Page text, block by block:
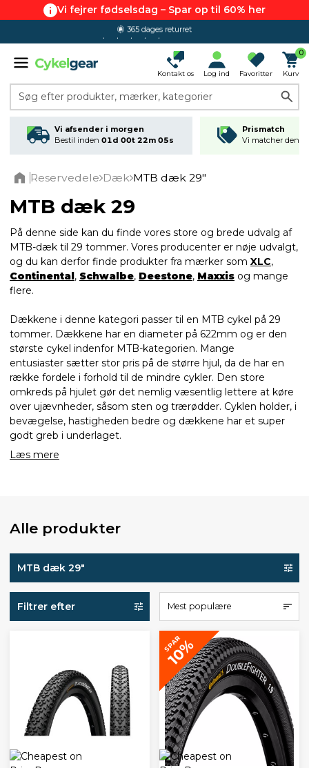
Vi fejrer fødselsdag – Spar op til 60% her
4.7 ud af 5.0
Kontakt os Log ind Favoritter
0
Kurv
Søg efter produkter, mærker, kategorier
Vi afsender i morgen
Bestil inden 01d 00t 22m 04s
Prismatch
Vi matcher den
Reservedele Dæk MTB dæk 29"
MTB dæk 29
På denne side kan du finde vores store og brede udvalg af
MTB-dæk til 29 tommer. Vores producenter er nøje udvalgt,
og du kan derfor finde produkter fra mærker som XLC,
Continental, Schwalbe, Deestone, Maxxis og mange
flere.
Dækkene i denne kategori passer til en MTB cykel på 29
tommer. Dækkene har en diameter på 622mm og er den
største cykel indenfor MTB-kategorien. Mange
entusiaster sætter stor pris på de større hjul, da de har en
række fordele i forhold til de mindre cykler. Den store
omkreds på hjulet gør det nemlig væsentlig lettere at køre
over ujævnheder, såsom sten og trærødder. Cyklen holder, i
bevægelse, hastigheden bedre og dækkene har et super
godt greb i underlaget.
Læs mere
Alle produkter
MTB dæk 29"
Filtrer efter Mest populære
SPAR
10%